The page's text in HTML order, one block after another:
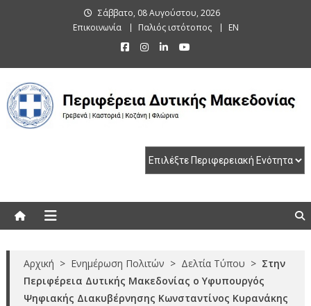
Σάββατο, 08 Αυγούστου, 2026
Επικοινωνία
Παλιός ιστότοπος EN
Αρχική > Ενημέρωση Πολιτών > Δελτία Τύπου > Στην
Περιφέρεια Δυτικής Μακεδονίας ο Υφυπουργός
Ψηφιακής Διακυβέρνησης Κωνσταντίνος Κυρανάκης